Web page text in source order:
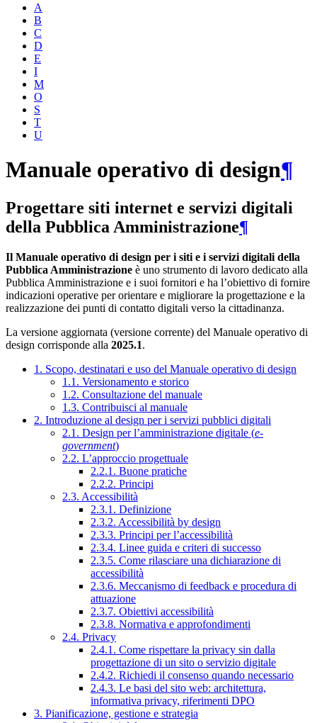
A
B
C
D
E
I
M
O
S
T
U
Manuale operativo di design¶
Progettare siti internet e servizi digitali
della Pubblica Amministrazione¶
Il Manuale operativo di design per i siti e i servizi digitali della
Pubblica Amministrazione è uno strumento di lavoro dedicato alla
Pubblica Amministrazione e i suoi fornitori e ha l’obiettivo di fornire
indicazioni operative per orientare e migliorare la progettazione e la
realizzazione dei punti di contatto digitali verso la cittadinanza.
La versione aggiornata (versione corrente) del Manuale operativo di
design corrisponde alla 2025.1.
1. Scopo, destinatari e uso del Manuale operativo di design
1.1. Versionamento e storico
1.2. Consultazione del manuale
1.3. Contribuisci al manuale
2. Introduzione al design per i servizi pubblici digitali
2.1. Design per l’amministrazione digitale (e-
government)
2.2. L’approccio progettuale
2.2.1. Buone pratiche
2.2.2. Principi
2.3. Accessibilità
2.3.1. Definizione
2.3.2. Accessibilità by design
2.3.3. Principi per l’accessibilità
2.3.4. Linee guida e criteri di successo
2.3.5. Come rilasciare una dichiarazione di
accessibilità
2.3.6. Meccanismo di feedback e procedura di
attuazione
2.3.7. Obiettivi accessibilità
2.3.8. Normativa e approfondimenti
2.4. Privacy
2.4.1. Come rispettare la privacy sin dalla
progettazione di un sito o servizio digitale
2.4.2. Richiedi il consenso quando necessario
2.4.3. Le basi del sito web: architettura,
informativa privacy, riferimenti DPO
3. Pianificazione, gestione e strategia